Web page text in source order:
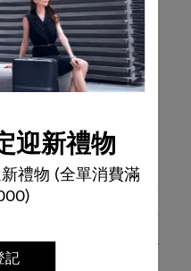
迎新禮物
禮物 (全單消費滿
記
李箱
，分別用於品牌標誌、頂
捷又簡單，只需使用隨附
喜愛的新配件，即可展現
現自我的舞台。